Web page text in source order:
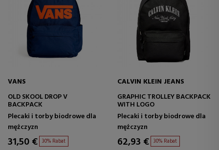
VANS
OLD SKOOL DROP V
BACKPACK
Plecaki i torby biodrowe dla
mężczyzn
31,50 € 30% Rabat
CALVIN KLEIN JEANS
GRAPHIC TROLLEY BACKPACK
WITH LOGO
Plecaki i torby biodrowe dla
mężczyzn
62,93 € 30% Rabat